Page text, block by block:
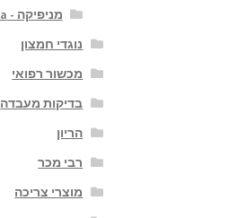
מניפיקה - manifika
נוגדי חמצון
מכשור רפואי
בדיקות מעבדה
הריון
רבי מכר
מוצרי צריכה